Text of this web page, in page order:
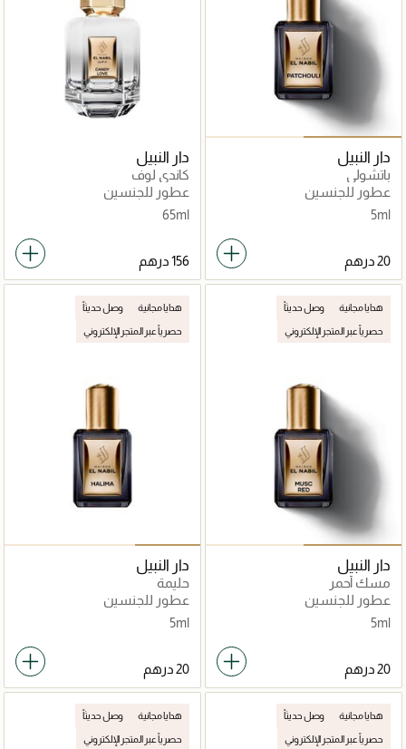
دار النبيل
باتشولي
عطور للجنسين
5ml
دار النبيل
كاندي لوف
عطور للجنسين
65ml
هدايا مجانية وصل حديثاً
حصرياً عبر المتجر الإلكتروني
دار النبيل
مسك أحمر
عطور للجنسين
5ml
هدايا مجانية وصل حديثاً
حصرياً عبر المتجر الإلكتروني
دار النبيل
حليمة
عطور للجنسين
5ml
هدايا مجانية وصل حديثاً
حصرياً عبر المتجر الإلكتروني
هدايا مجانية وصل حديثاً
حصرياً عبر المتجر الإلكتروني